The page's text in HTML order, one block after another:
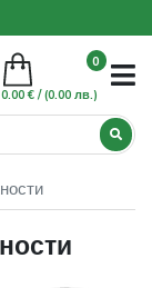
0
0.00 € /(0.00 лв.)